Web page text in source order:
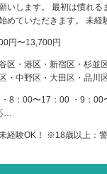
いします。 最初は慣れる
めていただきます。 未経
円〜13,700円
区・港区・新宿区・杉並
・中野区・大田区・品川
・8：00〜17：00 ・9：
…
経験OK！ ※18歳以上：